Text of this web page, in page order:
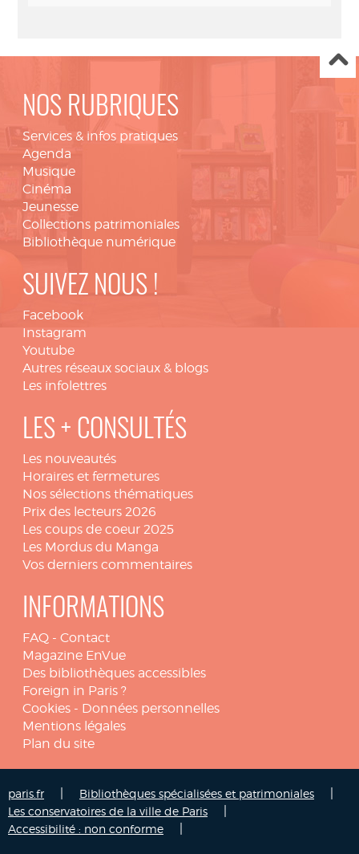
NOS RUBRIQUES
Services & infos pratiques
Agenda
Musique
Cinéma
Jeunesse
Collections patrimoniales
Bibliothèque numérique
SUIVEZ NOUS !
Facebook
Instagram
Youtube
Autres réseaux sociaux & blogs
Les infolettres
LES + CONSULTÉS
Les nouveautés
Horaires et fermetures
Nos sélections thématiques
Prix des lecteurs 2026
Les coups de coeur 2025
Les Mordus du Manga
Vos derniers commentaires
INFORMATIONS
FAQ - Contact
Magazine EnVue
Des bibliothèques accessibles
Foreign in Paris ?
Cookies - Données personnelles
Mentions légales
Plan du site
paris.fr Bibliothèques spécialisées et patrimoniales
Les conservatoires de la ville de Paris
Accessibilité : non conforme